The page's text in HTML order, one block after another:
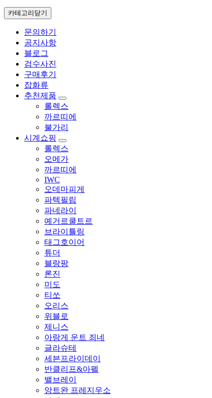
카테고리닫기
문의하기
공지사항
블로그
검수사진
구매후기
잡화류
추천제품
롤렉스
까르띠에
불가리
시계쇼핑
롤렉스
오메가
까르띠에
IWC
오데마피게
파텍필립
파네라이
예거르쿨트르
브라이틀링
태그호이어
튜더
블랑팡
론진
미도
티쏘
오리스
위블로
제니스
아랑게 운트 죄네
글라슈테
세븐프라이데이
반클리프&아펠
밸브레이
앙트완 프레지우소